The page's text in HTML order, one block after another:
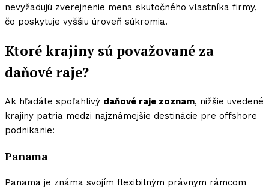
nevyžadujú zverejnenie mena skutočného vlastníka firmy,
čo poskytuje vyššiu úroveň súkromia.
Ktoré krajiny sú považované za
daňové raje?
Ak hľadáte spoľahlivý daňové raje zoznam, nižšie uvedené
krajiny patria medzi najznámejšie destinácie pre offshore
podnikanie:
Panama
Panama je známa svojím flexibilným právnym rámcom